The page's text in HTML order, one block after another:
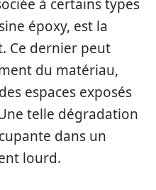
à certains types
époxy, est la
Ce dernier peut
du matériau,
espaces exposés
telle dégradation
dans un
lourd.